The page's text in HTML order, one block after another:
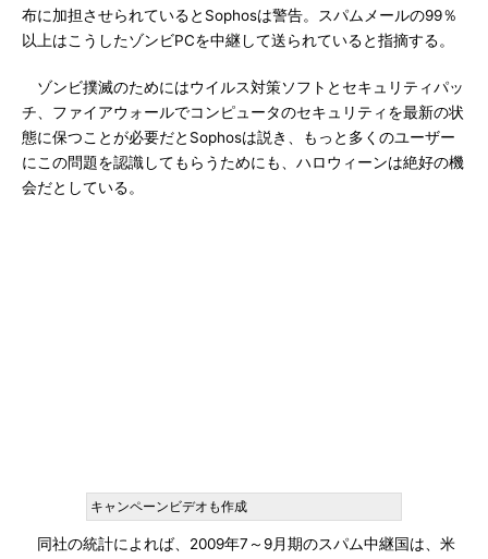
布に加担させられているとSophosは警告。スパムメールの99％
以上はこうしたゾンビPCを中継して送られていると指摘する。
ゾンビ撲滅のためにはウイルス対策ソフトとセキュリティパッ
チ、ファイアウォールでコンピュータのセキュリティを最新の状
態に保つことが必要だとSophosは説き、もっと多くのユーザー
にこの問題を認識してもらうためにも、ハロウィーンは絶好の機
会だとしている。
キャンペーンビデオも作成
同社の統計によれば、2009年7～9月期のスパム中継国は、米